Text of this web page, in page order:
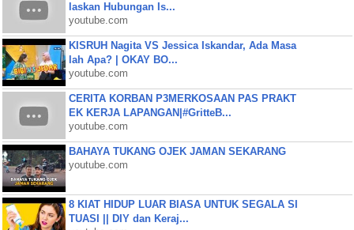
laskan Hubungan Is...
youtube.com
KISRUH Nagita VS Jessica Iskandar, Ada Masa
lah Apa? | OKAY BO...
youtube.com
CERITA KORBAN P3MERKOSAAN PAS PRAKT
EK KERJA LAPANGAN|#GritteB...
youtube.com
BAHAYA TUKANG OJEK JAMAN SEKARANG
youtube.com
8 KIAT HIDUP LUAR BIASA UNTUK SEGALA SI
TUASI || DIY dan Keraj...